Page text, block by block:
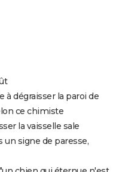
à dégraisser la paroi de
ce chimiste
la vaisselle sale
un signe de paresse,